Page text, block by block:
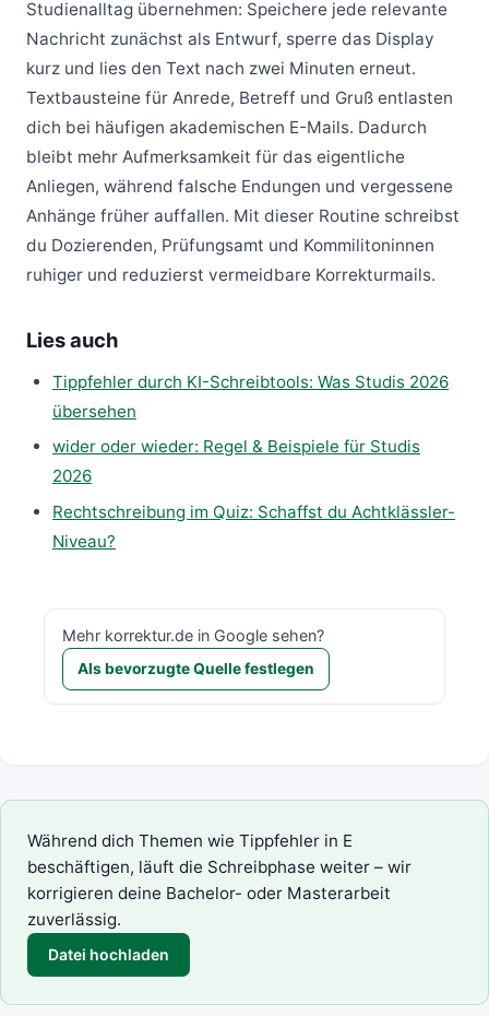
Studienalltag übernehmen: Speichere jede relevante
Nachricht zunächst als Entwurf, sperre das Display
kurz und lies den Text nach zwei Minuten erneut.
Textbausteine für Anrede, Betreff und Gruß entlasten
dich bei häufigen akademischen E-Mails. Dadurch
bleibt mehr Aufmerksamkeit für das eigentliche
Anliegen, während falsche Endungen und vergessene
Anhänge früher auffallen. Mit dieser Routine schreibst
du Dozierenden, Prüfungsamt und Kommilitoninnen
ruhiger und reduzierst vermeidbare Korrekturmails.
Lies auch
Tippfehler durch KI-Schreibtools: Was Studis 2026
übersehen
wider oder wieder: Regel & Beispiele für Studis
2026
Rechtschreibung im Quiz: Schaffst du Achtklässler-
Niveau?
Mehr korrektur.de in Google sehen?
Als bevorzugte Quelle festlegen
Während dich Themen wie Tippfehler in E
beschäftigen, läuft die Schreibphase weiter – wir
korrigieren deine Bachelor- oder Masterarbeit
zuverlässig.
Datei hochladen